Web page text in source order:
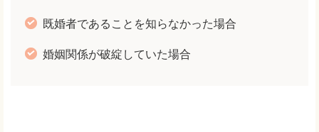
既婚者であることを知らなかった場合
婚姻関係が破綻していた場合